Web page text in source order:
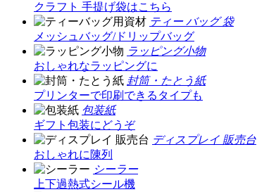
クラフト 手提げ袋はこちら
ティー バッグ 袋
メッシュバッグ/ドリップバッグ
ラッピング小物
おしゃれなラッピングに
封筒・たとう紙
プリンターで印刷できるタイプも
包装紙
ギフト包装にどうぞ
ディスプレイ 販売台
おしゃれに陳列
シーラー
上下過熱式シール機